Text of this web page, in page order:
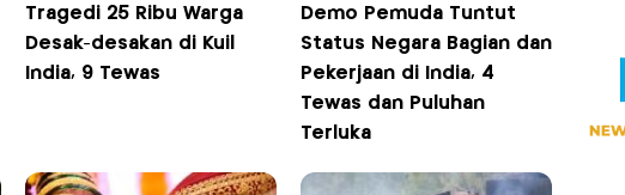
Tragedi 25 Ribu Warga
Desak-desakan di Kuil
India, 9 Tewas
Demo Pemuda Tuntut
Status Negara Bagian dan
Pekerjaan di India, 4
Tewas dan Puluhan
Terluka